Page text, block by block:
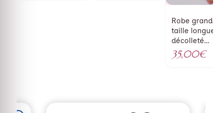
Robe grande
taille longue à
décolleté
plongeant
35,00€